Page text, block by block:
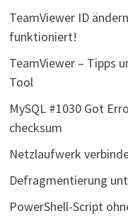
TeamViewer ID
funktioniert!
TeamViewer – Tipps
Tool
MySQL #1030 Got
checksum
Netzlaufwerk
Defragmentierung
PowerShell-Script